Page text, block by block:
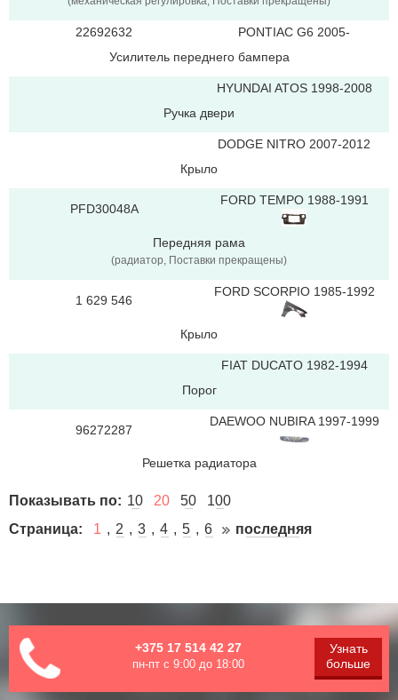
22692632
PONTIAC G6 2005-
Усилитель переднего бампера
HYUNDAI ATOS 1998-2008
Ручка двери
DODGE NITRO 2007-2012
Крыло
PFD30048A
FORD TEMPO 1988-1991
Передняя рама
(радиатор, Поставки прекращены)
1 629 546
FORD SCORPIO 1985-1992
Крыло
FIAT DUCATO 1982-1994
Порог
96272287
DAEWOO NUBIRA 1997-1999
Решетка радиатора
Показывать по: 10 20 50
100
Страница:
1 2 3 4 5 6 последняя
+375 17 514 42 27
пн-пт с 9:00 до 18:00
Узнать
больше